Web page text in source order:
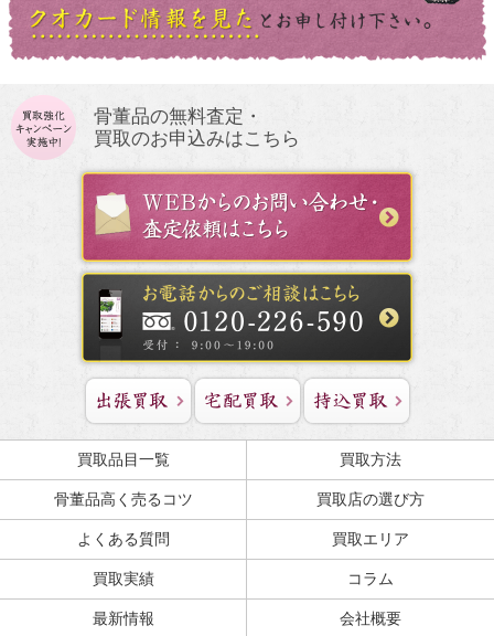
骨董品の無料査定・
買取のお申込みはこちら
買取品目一覧 買取方法
骨董品高く売るコツ 買取店の選び方
よくある質問 買取エリア
買取実績 コラム
最新情報 会社概要